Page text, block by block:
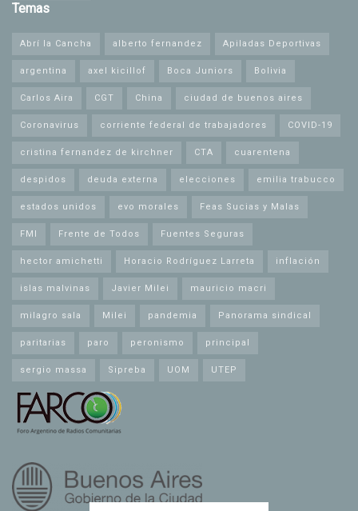
Temas
Abrí la Cancha alberto fernandez Apiladas Deportivas
argentina axel kicillof Boca Juniors Bolivia
Carlos Aira CGT China ciudad de buenos aires
Coronavirus corriente federal de trabajadores COVID-19
cristina fernandez de kirchner CTA cuarentena
despidos deuda externa elecciones emilia trabucco
estados unidos evo morales Feas Sucias y Malas
FMI Frente de Todos Fuentes Seguras
hector amichetti Horacio Rodríguez Larreta inflación
islas malvinas Javier Milei mauricio macri
milagro sala Milei pandemia Panorama sindical
paritarias paro peronismo principal
sergio massa Sipreba UOM UTEP